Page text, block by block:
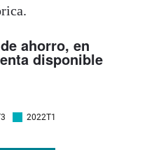
ahorro, en
disponible